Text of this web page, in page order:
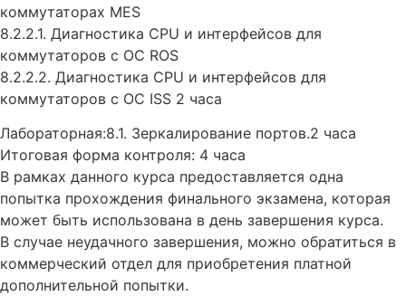
коммутаторах MES
8.2.2.1. Диагностика CPU и интерфейсов для
коммутаторов с ОС ROS
8.2.2.2. Диагностика CPU и интерфейсов для
коммутаторов с ОС ISS 2 часа
Лабораторная:8.1. Зеркалирование портов.2 часа
Итоговая форма контроля: 4 часа
В рамках данного курса предоставляется одна
попытка прохождения финального экзамена, которая
может быть использована в день завершения курса.
В случае неудачного завершения, можно обратиться в
коммерческий отдел для приобретения платной
дополнительной попытки.